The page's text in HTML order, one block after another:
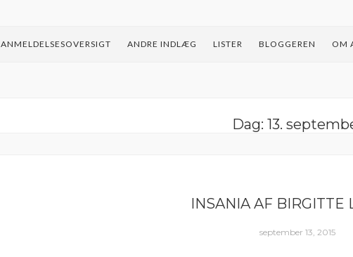
ANMELDELSESOVERSIGT ANDRE INDLÆG LISTER BLOGGEREN OM
Dag: 13.
INSANIA AF BIRGITTE
september 13, 2015